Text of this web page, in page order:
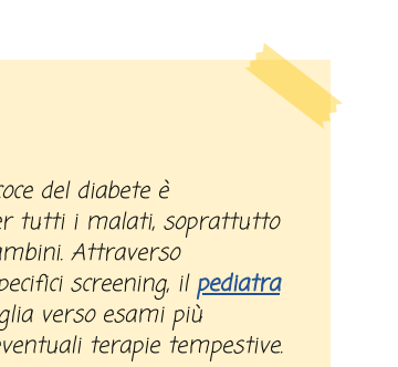
tutti i malati, soprattutto
Attraverso
screening, ilpediatra
verso esami più
terapie tempestive.